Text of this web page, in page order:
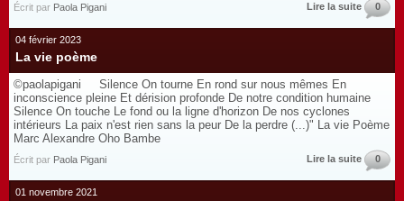
Écrit par Paola Pigani Lire la suite 0
04 février 2023
La vie poème
©paolapigani Silence On tourne En rond sur nous mêmes En
inconscience pleine Et dérision profonde De notre condition humaine
Silence On touche Le fond ou la ligne d'horizon De nos cyclones
intérieurs La paix n'est rien sans la peur De la perdre (...)" La vie Poème
Marc Alexandre Oho Bambe
Écrit par Paola Pigani Lire la suite 0
01 novembre 2021